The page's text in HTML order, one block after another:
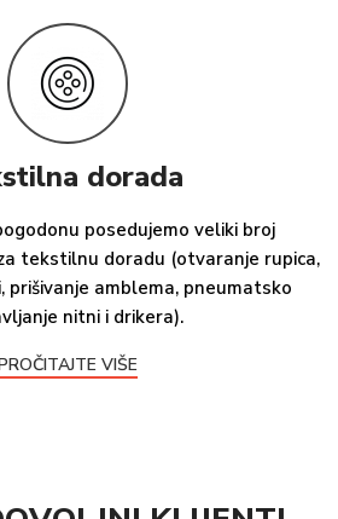
dorada
posedujemo veliki broj
tekstilnu doradu (otvaranje rupica,
prišivanje amblema, pneumatsko
nitni i drikera).
VIŠE